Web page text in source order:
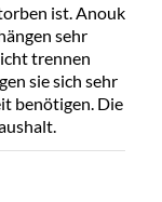
ist. Anouk
sehr
trennen
sie sich sehr
benötigen. Die